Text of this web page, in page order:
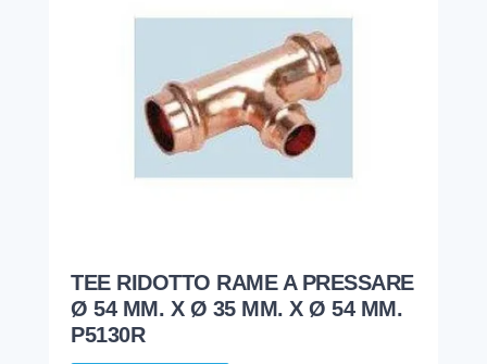
TEE RIDOTTO RAME A PRESSARE
Ø 54 MM. X Ø 35 MM. X Ø 54 MM.
P5130R